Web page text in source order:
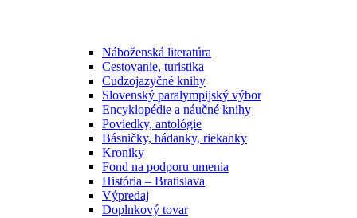
Náboženská literatúra
Cestovanie, turistika
Cudzojazyčné knihy
Slovenský paralympijský výbor
Encyklopédie a náučné knihy
Poviedky, antológie
Básničky, hádanky, riekanky
Kroniky
Fond na podporu umenia
História – Bratislava
Výpredaj
Doplnkový tovar